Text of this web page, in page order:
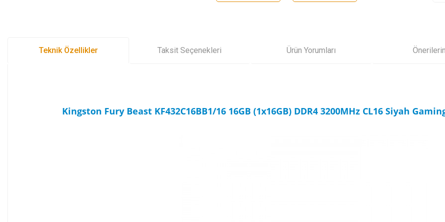
Teknik Özellikler Taksit Seçenekleri Ürün Yorumları
Kingston Fury Beast KF432C16BB1/16 16GB (1x16GB) DDR4 3200MHz CL16 Siyah